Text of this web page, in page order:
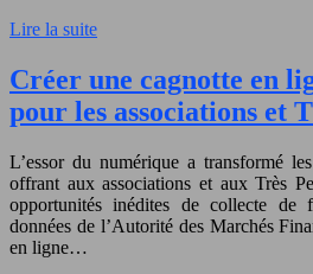
Lire la suite
Créer une cagnotte en
pour les associations et
L’essor du numérique a transformé
offrant aux associations et aux Très
opportunités inédites de collecte
données de l’Autorité des Marchés
en ligne…